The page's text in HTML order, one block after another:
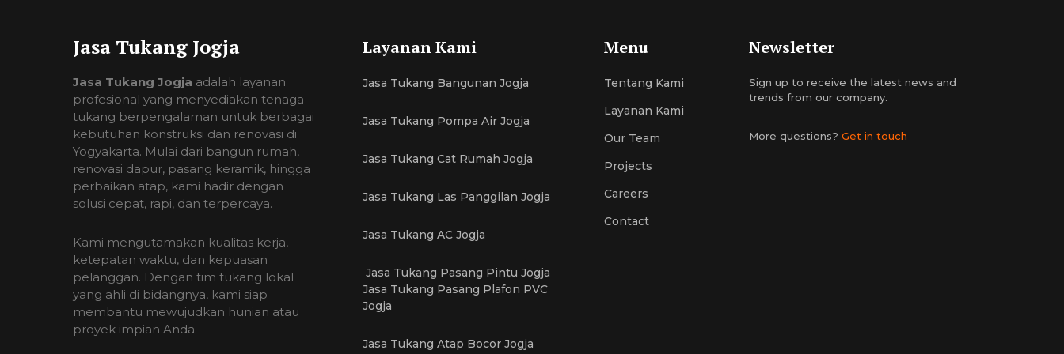
Jasa Tukang Jogja
Jasa Tukang Jogja adalah layanan
profesional yang menyediakan tenaga
tukang berpengalaman untuk berbagai
kebutuhan konstruksi dan renovasi di
Yogyakarta. Mulai dari bangun rumah,
renovasi dapur, pasang keramik, hingga
perbaikan atap, kami hadir dengan
solusi cepat, rapi, dan terpercaya.
Kami mengutamakan kualitas kerja,
ketepatan waktu, dan kepuasan
pelanggan. Dengan tim tukang lokal
yang ahli di bidangnya, kami siap
membantu mewujudkan hunian atau
proyek impian Anda.
Layanan Kami
Jasa Tukang Bangunan Jogja
Jasa Tukang Pompa Air Jogja
Jasa Tukang Cat Rumah Jogja
Jasa Tukang Las Panggilan Jogja
Jasa Tukang AC Jogja
Jasa Tukang Pasang Pintu Jogja
Jasa Tukang Pasang Plafon PVC
Jogja
Jasa Tukang Atap Bocor Jogja
Menu
Tentang Kami
Layanan Kami
Our Team
Projects
Careers
Contact
Newsletter
Sign up to receive the latest news and
trends from our company.
More questions? Get in touch